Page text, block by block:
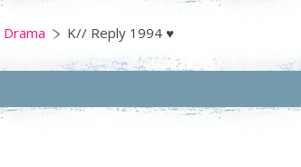
Drama K// Reply 1994 ♥